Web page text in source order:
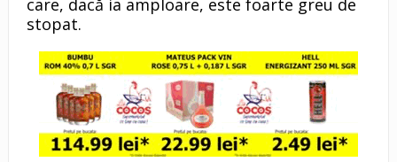
care, dacă ia amploare, este foarte greu de
stopat.